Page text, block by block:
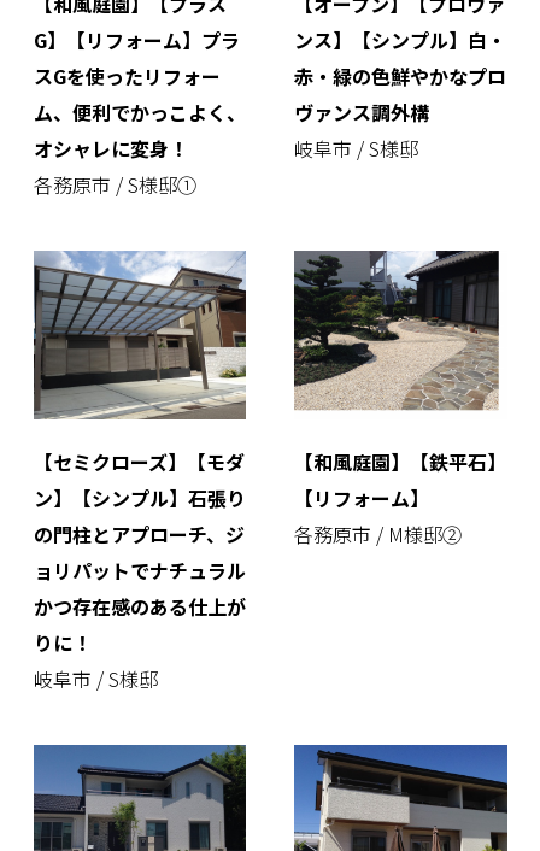
G】【リフォーム】プラ
スGを使ったリフォー
ム、便利でかっこよく、
オシャレに変身！
各務原市 / S様邸①
ンス】【シンプル】白・
赤・緑の色鮮やかなプロ
ヴァンス調外構
岐阜市 / S様邸
【セミクローズ】【モダ
ン】【シンプル】石張り
の門柱とアプローチ、ジ
ョリパットでナチュラル
かつ存在感のある仕上が
りに！
岐阜市 / S様邸
【和風庭園】【鉄平石】
【リフォーム】
各務原市 / M様邸②